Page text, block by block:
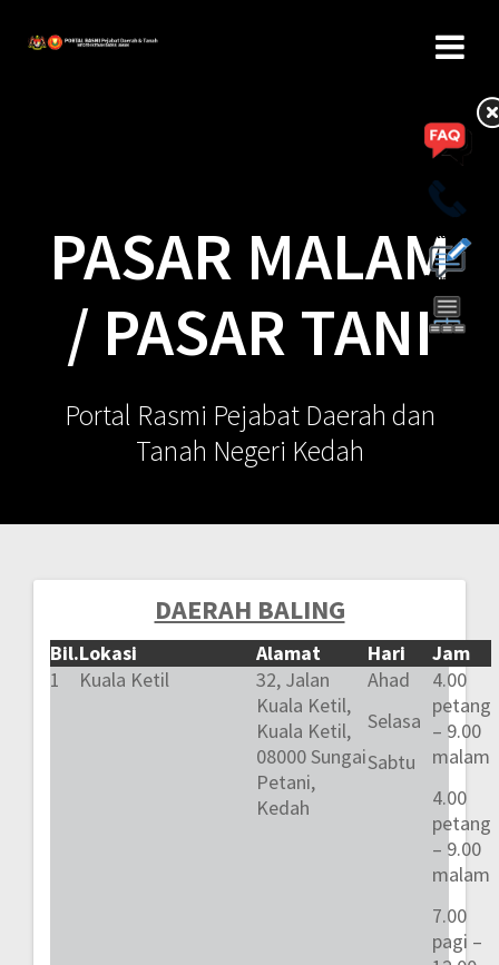
PASAR MALAM
/ PASAR TANI
Portal Rasmi Pejabat Daerah dan
Tanah Negeri Kedah
DAERAH BALING
Bil.Lokasi Alamat Hari
Jam
1
Kuala Ketil
32, Jalan
Kuala Ketil,
Kuala Ketil,
08000 Sungai
Petani,
Kedah
Ahad
Selasa
Sabtu
4.00
petang
– 9.00
malam
4.00
petang
– 9.00
malam
7.00
pagi –
Post
navigation